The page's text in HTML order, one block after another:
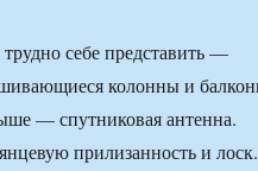
себе представить —
колонны и
— спутниковая антенна.
прилизанность и лоск.